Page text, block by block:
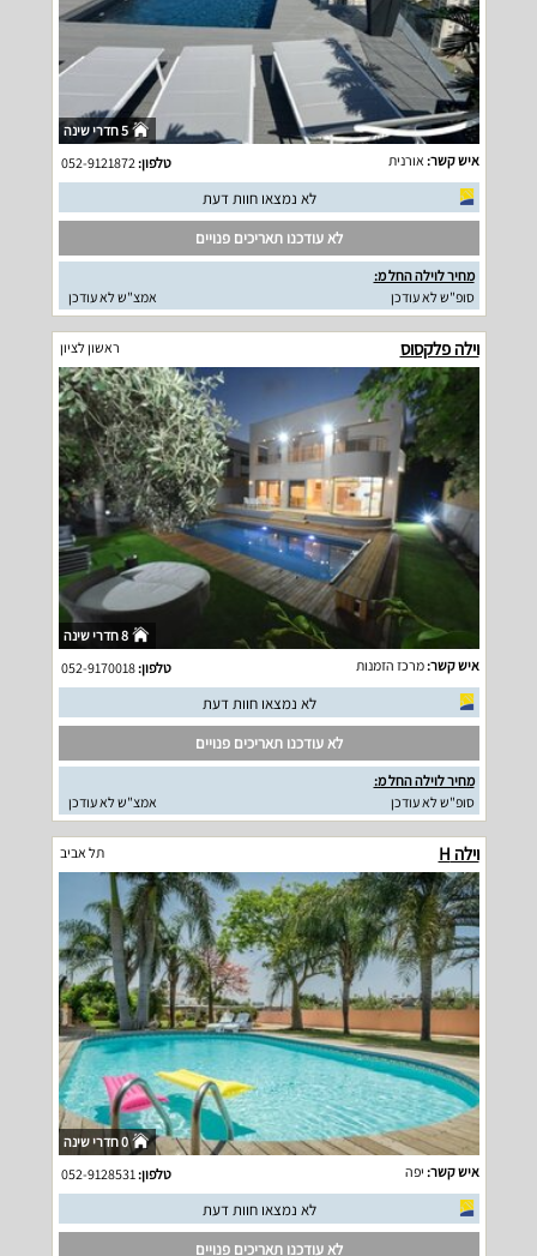
5 חדרי שינה
איש קשר: אורנית טלפון:
לא נמצאו חוות דעת
לא עודכנו תאריכים פנויים
מחיר לוילה החל מ:
סופ"ש לא עודכן
אמצ"ש לא עודכן
וילה פלקסוס ראשון לציון
8 חדרי שינה
איש קשר:מרכז הזמנות טלפון:052-9170018
לא נמצאו חוות דעת
לא עודכנו תאריכים פנויים
מחיר לוילה החל מ:
סופ"ש לא עודכן
אמצ"ש לא עודכן
וילה H תל אביב
0 חדרי שינה
איש קשר: יפה טלפון:
לא נמצאו חוות דעת
לא עודכנו תאריכים פנויים